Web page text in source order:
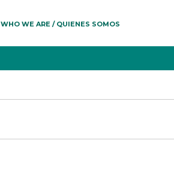
WHO WE ARE / QUIENES SOMOS